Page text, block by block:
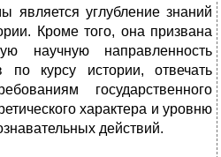
является углубление знаний
Кроме того, она призвана
научную направленность
по курсу истории, отвечать
государственного
характера и уровню
действий.